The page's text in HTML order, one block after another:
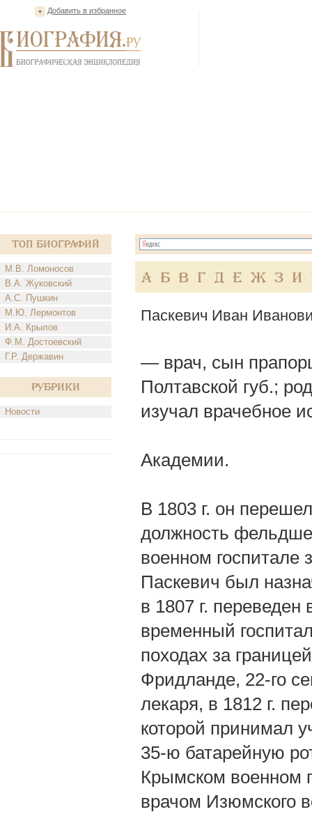
Добавить в избранное
Топ Биографий
М.В. Ломоносов
В.А. Жуковский
А.С. Пушкин
М.Ю. Лермонтов
И.А. Крылов
Ф.М. Достоевский
Г.Р. Державин
Рубрики
Новости
А Б В Г Д Е Ж З И
Паскевич Иван
— врач, сын
Полтавской губ.;
изучал врачебное
Академии.
В 1803 г. он
должность
военном госпитале
Паскевич был
в 1807 г.
временный
походах за
Фридланде, 22-го
лекаря, в 1812 г.
которой принимал
35-ю батарейную
Крымском военном
врачом Изюмского